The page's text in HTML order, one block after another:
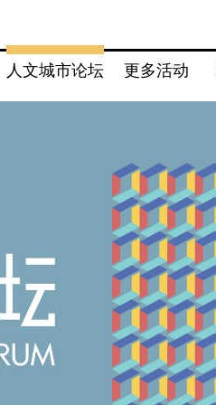
人文城市论坛 更多活动